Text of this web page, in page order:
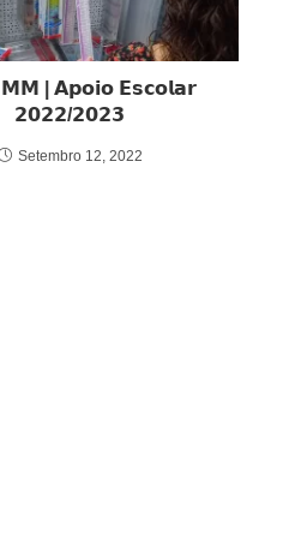
| 𝗔𝗽𝗼𝗶𝗼 𝗘𝘀𝗰𝗼𝗹𝗮𝗿
𝟮𝟬𝟮𝟮/𝟮𝟬𝟮𝟯
Setembro 12, 2022